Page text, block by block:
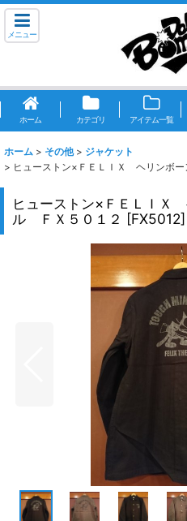
メニュー
ホーム カテゴリ アイテム一覧
ホーム > その他 > ジャケット
> ヒューストン×ＦＥＬＩＸ ヘリンボ
ヒューストン×ＦＥＬＩＸ
ル ＦＸ５０１２ [FX5012]